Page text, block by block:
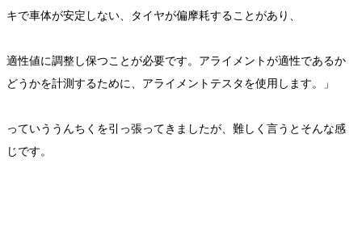
キで車体が安定しない、タイヤが偏摩耗することがあり、
適性値に調整し保つことが必要です。アライメントが適性であるか
どうかを計測するために、アライメントテスタを使用します。」
っていううんちくを引っ張ってきましたが、難しく言うとそんな感
じです。